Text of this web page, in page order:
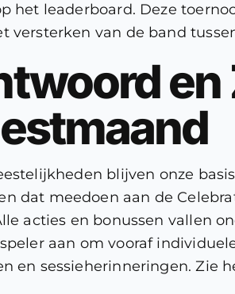
het leaderboard. Deze
versterken van de band
blijven onze
dat meedoen aan de
acties en bonussen vallen
aan om vooraf
en sessieherinneringen. Zie